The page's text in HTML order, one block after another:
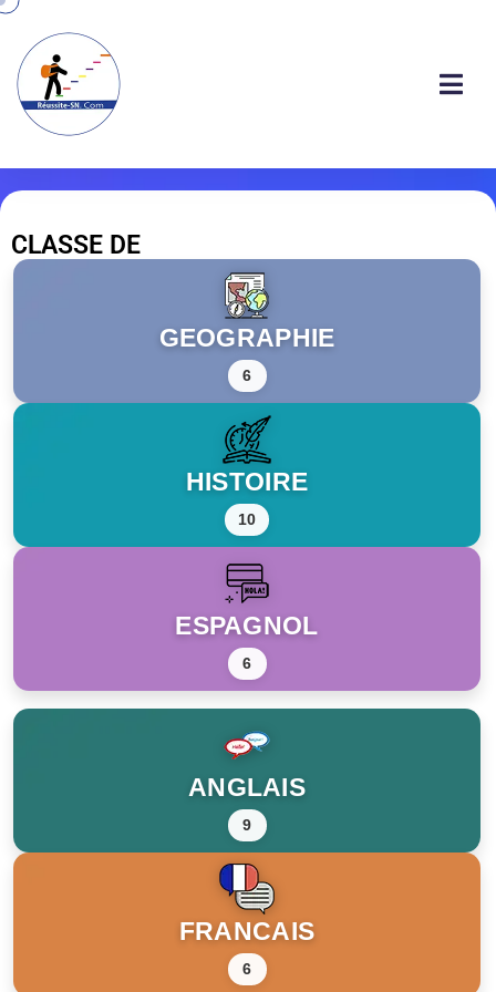
CLASSE DE
GEOGRAPHIE
6
HISTOIRE
10
ESPAGNOL
6
ANGLAIS
9
FRANCAIS
6